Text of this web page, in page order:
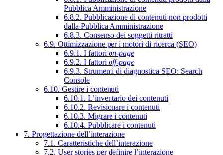
Pubblica Amministrazione
6.8.2. Pubblicazione di contenuti non prodotti
dalla Pubblica Amministrazione
6.8.3. Consenso dei soggetti ritratti
6.9. Ottimizzazione per i motori di ricerca (SEO)
6.9.1. I fattori on-page
6.9.2. I fattori off-page
6.9.3. Strumenti di diagnostica SEO: Search
Console
6.10. Gestire i contenuti
6.10.1. L’inventario dei contenuti
6.10.2. Revisionare i contenuti
6.10.3. Migrare i contenuti
6.10.4. Pubblicare i contenuti
7. Progettazione dell’interazione
7.1. Caratteristiche dell’interazione
7.2. User stories per definire l’interazione